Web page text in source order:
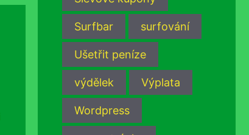
Surfbar surfování
Ušetřit peníze
výdělek Výplata
Wordpress